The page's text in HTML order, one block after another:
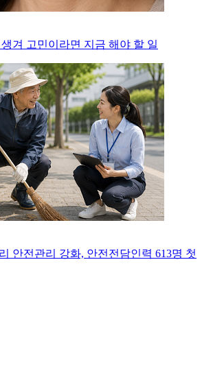
겨 고민이라면 지금 해야 할 일
안전관리 강화, 안전전담인력 613명 첫